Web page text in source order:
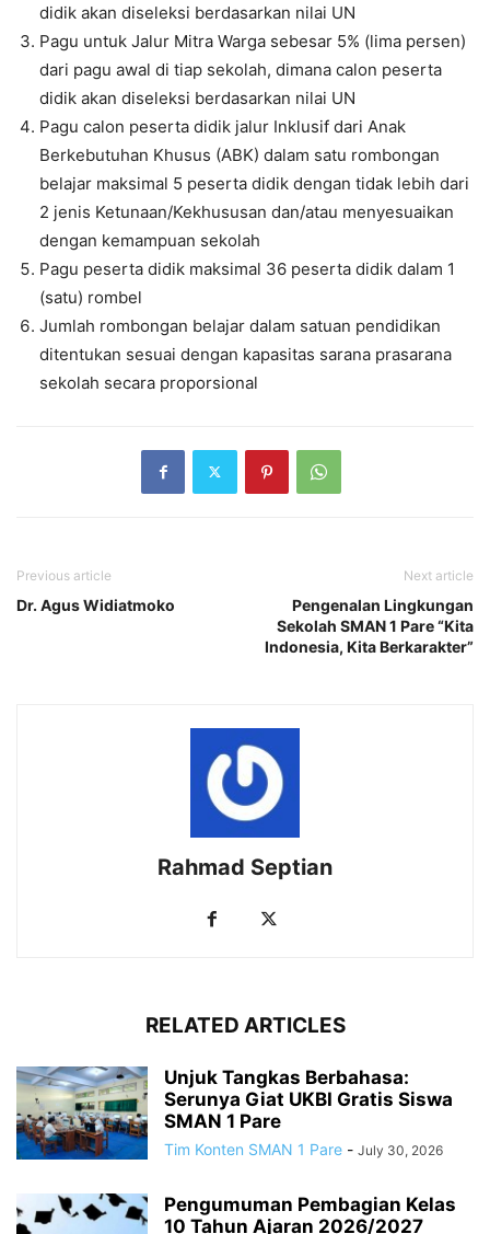
didik akan diseleksi berdasarkan nilai UN
Pagu untuk Jalur Mitra Warga sebesar 5% (lima persen)
dari pagu awal di tiap sekolah, dimana calon peserta
didik akan diseleksi berdasarkan nilai UN
Pagu calon peserta didik jalur Inklusif dari Anak
Berkebutuhan Khusus (ABK) dalam satu rombongan
belajar maksimal 5 peserta didik dengan tidak lebih dari
2 jenis Ketunaan/Kekhususan dan/atau menyesuaikan
dengan kemampuan sekolah
Pagu peserta didik maksimal 36 peserta didik dalam 1
(satu) rombel
Jumlah rombongan belajar dalam satuan pendidikan
ditentukan sesuai dengan kapasitas sarana prasarana
sekolah secara proporsional
Previous article
Dr. Agus Widiatmoko
Next article
Pengenalan Lingkungan
Sekolah SMAN 1 Pare “Kita
Indonesia, Kita Berkarakter”
Rahmad Septian
RELATED ARTICLES
Unjuk Tangkas Berbahasa:
Serunya Giat UKBI Gratis Siswa
SMAN 1 Pare
Tim Konten SMAN 1 Pare - July 30, 2026
Pengumuman Pembagian Kelas
10 Tahun Ajaran 2026/2027